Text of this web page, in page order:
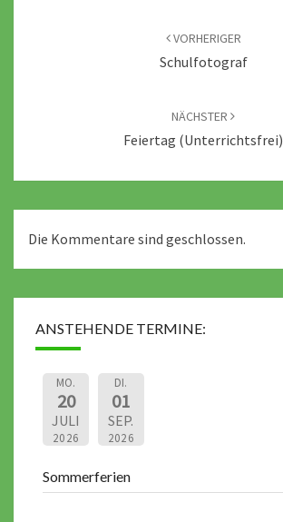
VORHERIGER
Schulfotograf
NÄCHSTER
Feiertag (unterrichtsfrei)
Die Kommentare sind geschlossen.
ANSTEHENDE TERMINE:
MO.
20
JULI
2026
DI.
01
SEP.
2026
Sommerferien